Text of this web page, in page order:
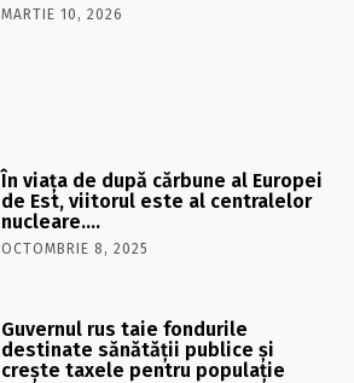
MARTIE 10, 2026
În viaţa de după cărbune al Europei
de Est, viitorul este al centralelor
nucleare….
OCTOMBRIE 8, 2025
Guvernul rus taie fondurile
destinate sănătății publice și
crește taxele pentru populație